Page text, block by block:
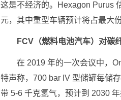
这是不经济的。Hexagon Purus
元，其中重型车辆预计将占最大
FCV（燃料电池汽车）对碳
在 2019 年的一次会议中，
特声称，700 bar IV 型储罐每储
带 5-6 千克氢气，预计到 2030